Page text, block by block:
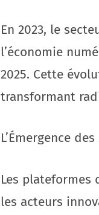
En 2023, le
l’économie
2025. Cette
transformant
L’Émergence
Les plateformes
les acteurs